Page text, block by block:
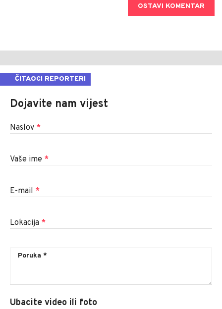
OSTAVI KOMENTAR
ČITAOCI REPORTERI
Dojavite nam vijest
Naslov *
Vaše ime *
E-mail *
Lokacija *
Ubacite video ili foto